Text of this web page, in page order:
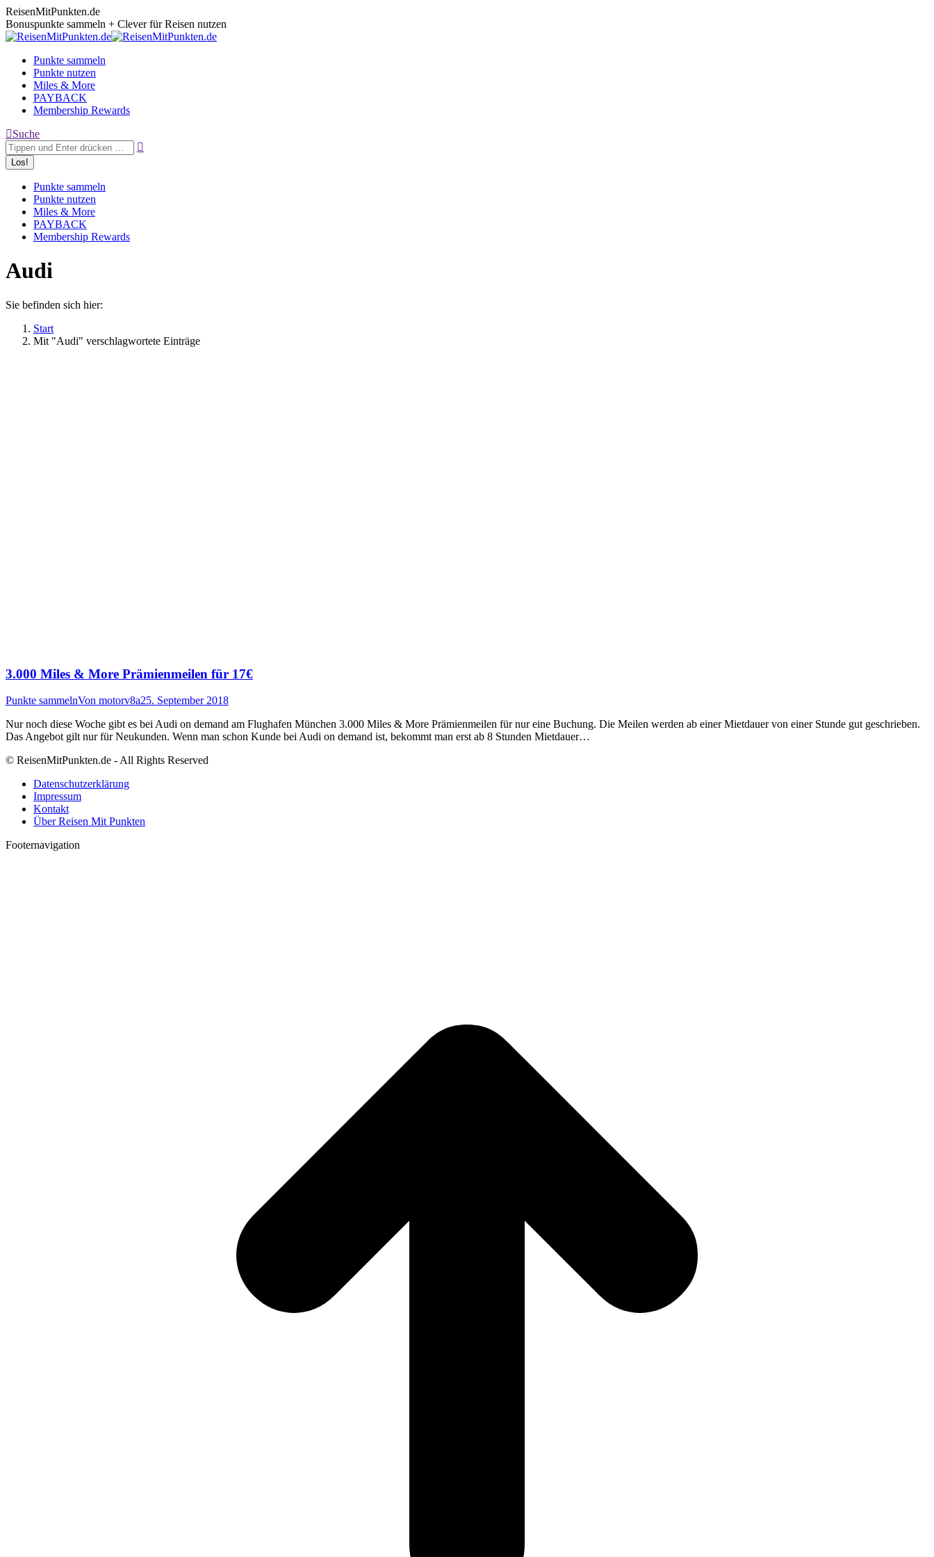
Zum
Inhalt
springen
ReisenMitPunkten.de
Bonuspunkte sammeln + Clever für Reisen nutzen
Punkte sammeln
Punkte nutzen
Miles & More
PAYBACK
Membership Rewards
Search:
Suche
Punkte sammeln
Punkte nutzen
Miles & More
PAYBACK
Membership Rewards
Audi
Sie befinden sich hier:
Start
Mit "Audi" verschlagwortete Einträge
3.000 Miles & More Prämienmeilen für 17€
Punkte sammelnVon motorv8a25. September 2018
Nur noch diese Woche gibt es bei Audi on demand am Flughafen München 3.000 Miles & More Prämienmeilen für nur eine Buchung. Die Meilen werden ab einer Mietdauer von einer Stunde gut geschrieben.
Das Angebot gilt nur für Neukunden. Wenn man schon Kunde bei Audi on demand ist, bekommt man erst ab 8 Stunden Mietdauer…
© ReisenMitPunkten.de - All Rights Reserved
Datenschutzerklärung
Impressum
Kontakt
Über Reisen Mit Punkten
Footernavigation